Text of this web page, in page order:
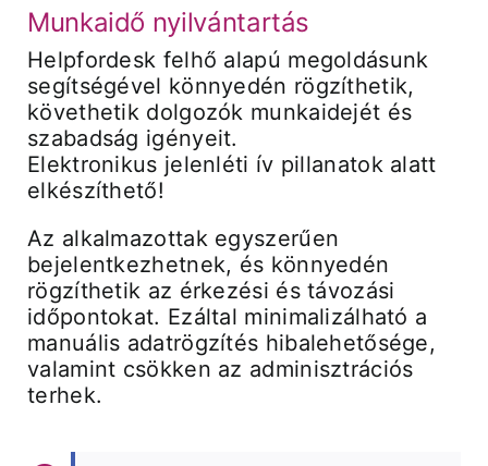
Árak és vásárlás
Regisztráció
Munkaidő nyilvántartás
Helpfordesk felhő alapú megoldásunk
segítségével könnyedén rögzíthetik,
követhetik dolgozók munkaidejét és
szabadság igényeit.
Elektronikus jelenléti ív pillanatok alatt
elkészíthető!
Az alkalmazottak egyszerűen
bejelentkezhetnek, és könnyedén
rögzíthetik az érkezési és távozási
időpontokat. Ezáltal minimalizálható a
manuális adatrögzítés hibalehetősége,
valamint csökken az adminisztrációs
terhek.